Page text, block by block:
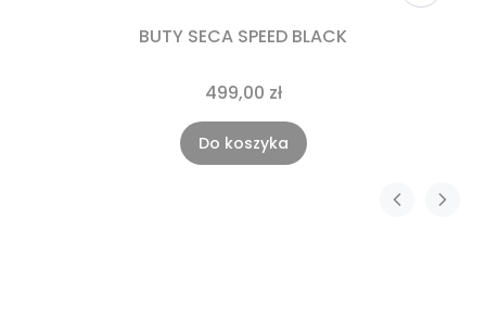
BUTY SECA SPEED BLACK
499,00 zł
Do koszyka